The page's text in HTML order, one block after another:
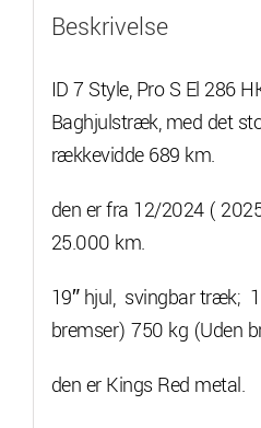
Beskrivelse
ID 7 Style, Pro S El 286
Baghjulstræk, med det
rækkevidde 689 km.
den er fra 12/2024 (
25.000 km.
19″ hjul, svingbar træk;
bremser)750 kg (Uden
den er Kings Red metal.